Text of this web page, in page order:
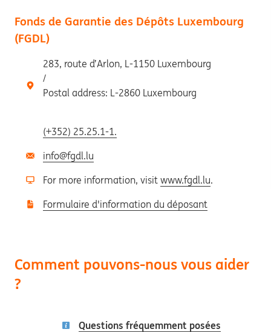
Fonds de Garantie des Dépôts Luxembourg
(FGDL)
283, route d’Arlon, L-1150 Luxembourg
/
Postal address: L-2860 Luxembourg
(+352) 25.25.1-1.
info@fgdl.lu
For more information, visit www.fgdl.lu.
Formulaire d'information du déposant
Comment pouvons-nous vous aider
?
Questions fréquemment posées